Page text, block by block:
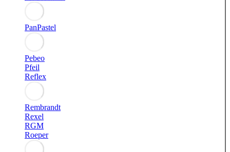
PanPastel
Pebeo
Pfeil
Reflex
Rembrandt
Rexel
RGM
Roeper